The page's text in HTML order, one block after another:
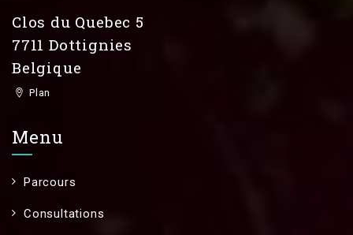
Clos du Quebec 5
7711 Dottignies
Belgique
Plan
Menu
Parcours
Consultations